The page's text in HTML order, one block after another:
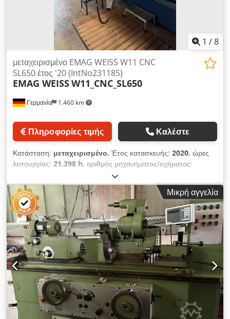
1 /8
Γερμανία 1.460 km
μεταχειρισμένο EMAG WEISS W11 CNC
SL650 έτος '20 (IntNo231185)
EMAG WEISSW11_CNC_SL650
Πληροφορίες τιμής Καλέστε
Κατάσταση: μεταχειρισμένο, Έτος κατασκευής: 2020, ώρες
λειτουργίας: 21.398 h, αριθμός μηχανήματος/οχήματος:
, EMAG WEISS W11 CNC SL650 – Παγκόσμια
μηχανή κύλινδρικής λείανσης – Έτος κατασκευής: 2020 Προς
πώληση διατίθεται μια μεταχειρισμένη μηχανή EMAG WEISS
W11 CNC SL650 – μια ισχυρή, παγκόσμια μηχανή κύλινδρικής
λείανσης με αριθμητικό έλεγχο (CNC). Η μηχανή είναι ιδανική
για απαιτητικές εργασίες λείανσης σε μεμονωμένα τεμάχια,
πρωτότυπα και μικρές έως μεσαίες σειρές παραγωγής. Τεχνικά
χαρακτηριστικά μηχανής Κατασκευαστής: EMAG WEISS Τύπος:
W11-CNC SL650 Έτος κατασκευής: 2020 Ώρες λειτουργίας:
περίπου 8.850 ώρες άξονα / περίπου 22.000 ώρες λειτουργίας
Κατάσταση: Μεταχειρισμένη, καλά συντηρημένη, έτοιμη για
άμεση χρήση Τεχνικά δεδομένα Έλεγχος: Αριθμητικός έλεγχος
(CNC) (π.χ. Heidenhain / Siemens / Fanuc – ανάλογα με το
μοντέλο) Μέγιστο μήκος λείανσης: 650 mm (μεταξύ των
Μικρή αγγελία